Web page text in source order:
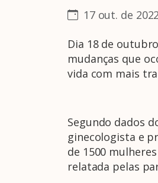
17 out. de 2022
Dia 18 de
mudanças que
vida com mais
Segundo dados
ginecologista e
de 1500
relatada pelas